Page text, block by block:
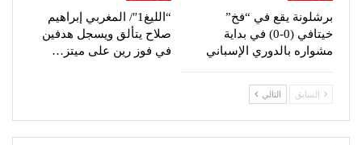
برشلونة يقع في “فخ”
خيتافي (0-0) في بداية
مشواره بالدوري الإسباني
“الليغ1″/ المغربي إبراهيم
صلاح يتألق ويسجل هدفين
في فوز رين على ميتز…
السابق التالي